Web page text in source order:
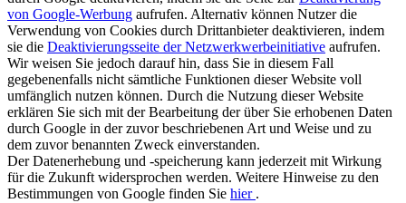
von Google-Werbung aufrufen. Alternativ können Nutzer die
Verwendung von Cookies durch Drittanbieter deaktivieren, indem
sie die Deaktivierungsseite der Netzwerkwerbeinitiative aufrufen.
Wir weisen Sie jedoch darauf hin, dass Sie in diesem Fall
gegebenenfalls nicht sämtliche Funktionen dieser Website voll
umfänglich nutzen können. Durch die Nutzung dieser Website
erklären Sie sich mit der Bearbeitung der über Sie erhobenen Daten
durch Google in der zuvor beschriebenen Art und Weise und zu
dem zuvor benannten Zweck einverstanden.
Der Datenerhebung und -speicherung kann jederzeit mit Wirkung
für die Zukunft widersprochen werden. Weitere Hinweise zu den
Bestimmungen von Google finden Sie hier .